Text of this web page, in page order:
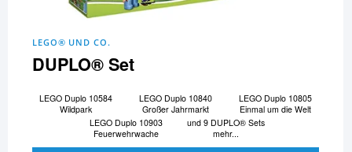
LEGO® UND CO.
DUPLO® Set
LEGO Duplo 10584
Wildpark
LEGO Duplo 10840
Großer Jahrmarkt
LEGO Duplo 10805
Einmal um die Welt
LEGO Duplo 10903
Feuerwehrwache
und 9 DUPLO® Sets
mehr...